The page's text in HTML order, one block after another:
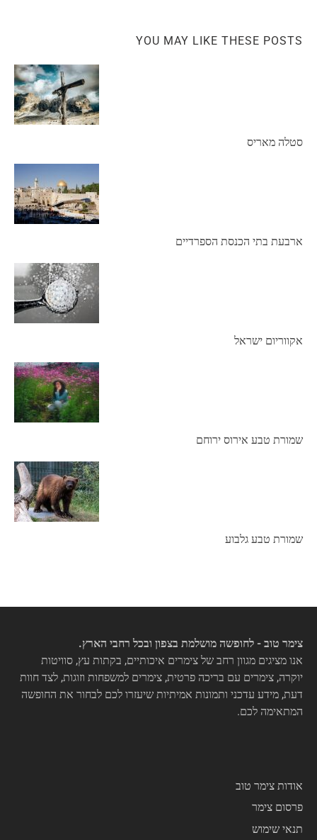
YOU MAY LIKE THESE POSTS
סטלה מאריס
ארבעת בתי הכנסת הספרדיים
אקווריום ישראל
שמורת טבע אירוס ירוחם
שמורת טבע גלבוע
צימר טוב - לחופשה מושלמת בצפון ובכל רחבי הארץ.
אנו מציגים מגוון רחב של צימרים איכותיים, בקתות עץ, סוויטות
יוקרה, צימרים עם בריכה פרטית, צימרים למשפחות וזוגות, לצד חוות
דעת, מידע עדכני ותמונות אמיתיות שיעזרו לכם לבחור את החופשה
המתאימה לכם.
אודות צימר טוב
פרסום צימר
תנאי שימוש